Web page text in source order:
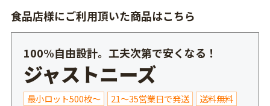
食品店様にご利用頂いた商品はこちら
100%自由設計。工夫次第で安くなる！
ジャストニーズ
最小ロット500枚～ 21～35営業日で発送
送料無料